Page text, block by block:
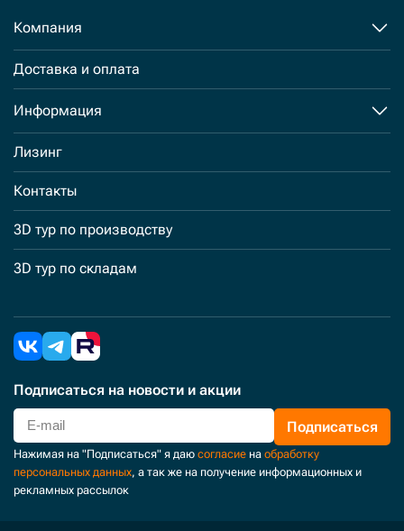
Компания
Доставка и оплата
Информация
Лизинг
Контакты
3D тур по производству
3D тур по складам
Подписаться на новости и акции
Подписаться
Нажимая на "Подписаться" я даю согласие на обработку
персональных данных, а так же на получение информационных и
рекламных рассылок